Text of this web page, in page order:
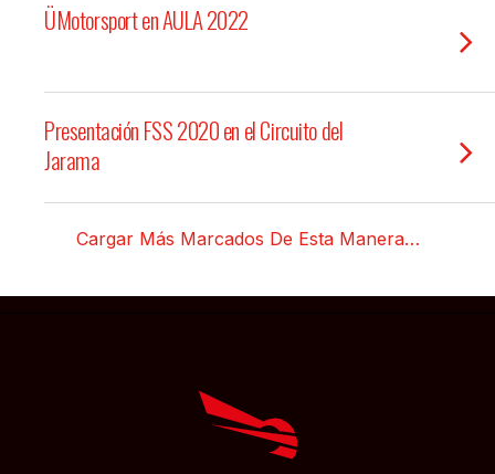
ÜMotorsport en AULA 2022
Presentación FSS 2020 en el Circuito del
Jarama
Cargar Más Marcados De Esta Manera…